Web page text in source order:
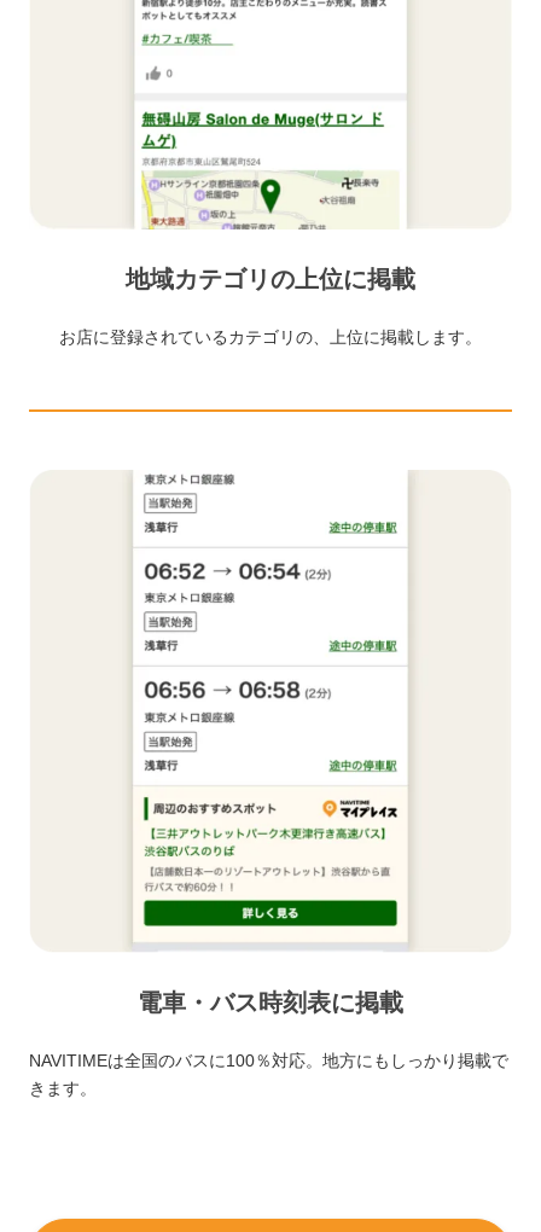
地域カテゴリの上位に掲載
お店に登録されているカテゴリの、上位に掲載します。
電車・バス時刻表に掲載
NAVITIMEは全国のバスに100％対応。地方にもしっかり掲載で
きます。